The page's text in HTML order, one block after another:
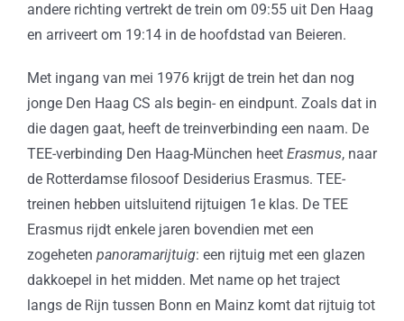
andere richting vertrekt de trein om 09:55 uit Den Haag
en arriveert om 19:14 in de hoofdstad van Beieren.
Met ingang van mei 1976 krijgt de trein het dan nog
jonge Den Haag CS als begin- en eindpunt. Zoals dat in
die dagen gaat, heeft de treinverbinding een naam. De
TEE-verbinding Den Haag-München heet Erasmus, naar
de Rotterdamse filosoof Desiderius Erasmus. TEE-
treinen hebben uitsluitend rijtuigen 1e klas. De TEE
Erasmus rijdt enkele jaren bovendien met een
zogeheten panoramarijtuig: een rijtuig met een glazen
dakkoepel in het midden. Met name op het traject
langs de Rijn tussen Bonn en Mainz komt dat rijtuig tot